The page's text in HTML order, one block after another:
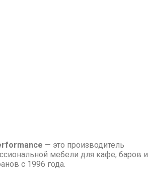
— это производитель
мебели для кафе, баров и
с 1996 года.